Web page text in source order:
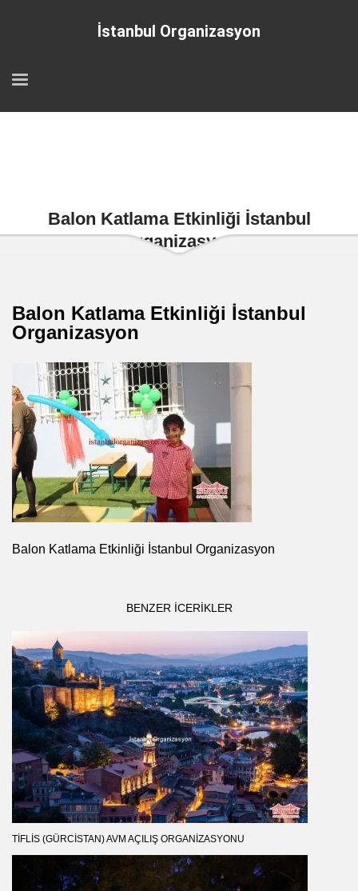
İstanbul Organizasyon
Balon Katlama Etkinliği İstanbul
Organizasyon
Balon Katlama Etkinliği İstanbul
Organizasyon
Balon Katlama Etkinliği İstanbul Organizasyon
BENZER ICERIKLER
TIFLIS (GÜRCISTAN) AVM AÇILIŞ ORGANIZASYONU